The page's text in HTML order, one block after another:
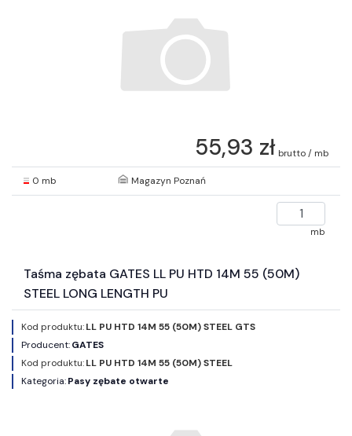
55,93 zł brutto / mb
0 mb Magazyn Poznań
mb
Taśma zębata GATES LL PU HTD 14M 55 (50M)
STEEL LONG LENGTH PU
Kod produktu:LL PU HTD 14M 55 (50M) STEEL GTS
Producent:GATES
Kod produktu:LL PU HTD 14M 55 (50M) STEEL
Kategoria:Pasy zębate otwarte